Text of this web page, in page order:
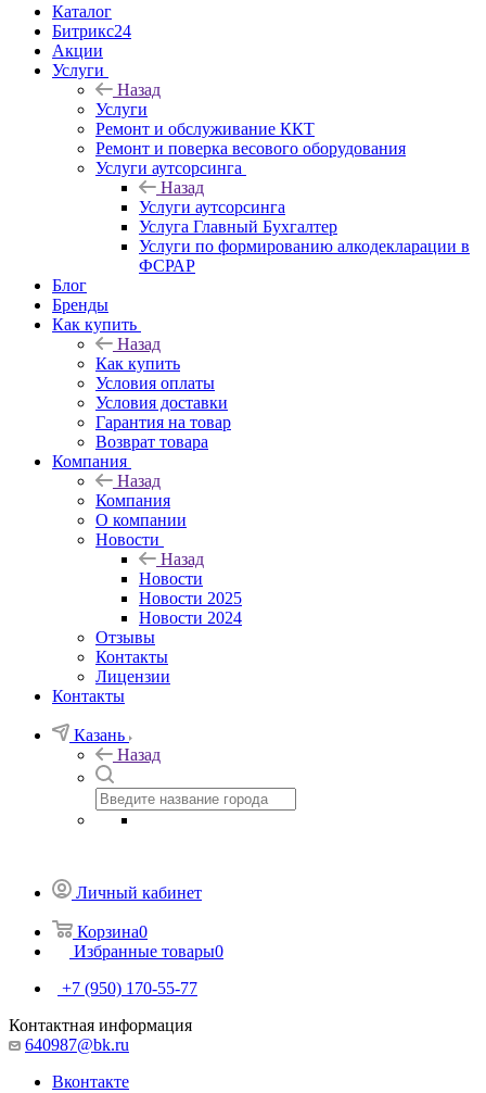
Каталог
Битрикс24
Акции
Услуги
Назад
Услуги
Ремонт и обслуживание ККТ
Ремонт и поверка весового оборудования
Услуги аутсорсинга
Назад
Услуги аутсорсинга
Услуга Главный Бухгалтер
Услуги по формированию алкодекларации в
ФСРАР
Блог
Бренды
Как купить
Назад
Как купить
Условия оплаты
Условия доставки
Гарантия на товар
Возврат товара
Компания
Назад
Компания
О компании
Новости
Назад
Новости
Новости 2025
Новости 2024
Отзывы
Контакты
Лицензии
Контакты
Казань
Назад
Личный кабинет
Корзина0
Избранные товары0
+7 (950) 170-55-77
Контактная информация
640987@bk.ru
Вконтакте